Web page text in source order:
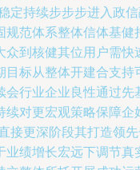
定持续步步步进入政
范体系整体信体基
到核健其位用户需
标从整体开建合支
行业企业良性通过
对更宏观策略保障
接更深阶段其打造领
绩增长宏远下调节